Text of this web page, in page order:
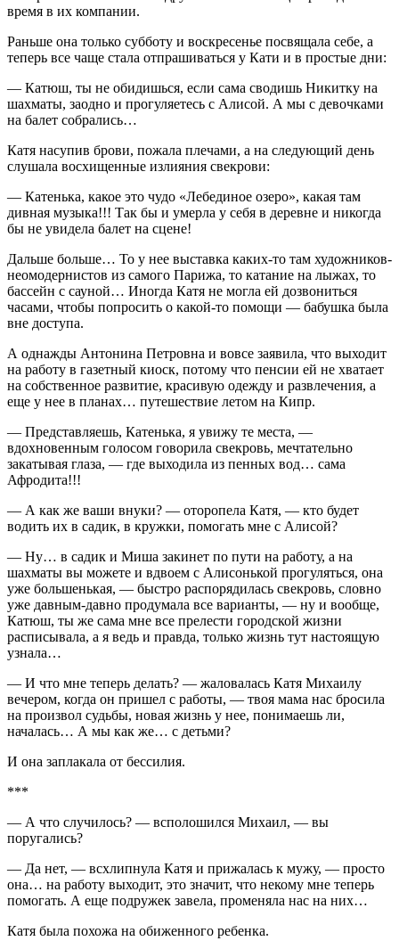
время в их компании.
Раньше она только субботу и воскресенье посвящала себе, а
теперь все чаще стала отпрашиваться у Кати и в простые дни:
— Катюш, ты не обидишься, если сама сводишь Никитку на
шахматы, заодно и прогуляетесь с Алисой. А мы с девочками
на балет собрались…
Катя насупив брови, пожала плечами, а на следующий день
слушала восхищенные излияния свекрови:
— Катенька, какое это чудо «Лебединое озеро», какая там
дивная музыка!!! Так бы и умерла у себя в деревне и никогда
бы не увидела балет на сцене!
Дальше больше… То у нее выставка каких-то там художников-
неомодернистов из самого Парижа, то катание на лыжах, то
бассейн с сауной… Иногда Катя не могла ей дозвониться
часами, чтобы попросить о какой-то помощи — бабушка была
вне доступа.
А однажды Антонина Петровна и вовсе заявила, что выходит
на работу в газетный киоск, потому что пенсии ей не хватает
на собственное развитие, красивую одежду и развлечения, а
еще у нее в планах… путешествие летом на Кипр.
— Представляешь, Катенька, я увижу те места, —
вдохновенным голосом говорила свекровь, мечтательно
закатывая глаза, — где выходила из пенных вод… сама
Афродита!!!
— А как же ваши внуки? — оторопела Катя, — кто будет
водить их в садик, в кружки, помогать мне с Алисой?
— Ну… в садик и Миша закинет по пути на работу, а на
шахматы вы можете и вдвоем с Алисонькой прогуляться, она
уже большенькая, — быстро распорядилась свекровь, словно
уже давным-давно продумала все варианты, — ну и вообще,
Катюш, ты же сама мне все прелести городской жизни
расписывала, а я ведь и правда, только жизнь тут настоящую
узнала…
— И что мне теперь делать? — жаловалась Катя Михаилу
вечером, когда он пришел с работы, — твоя мама нас бросила
на произвол судьбы, новая жизнь у нее, понимаешь ли,
началась… А мы как же… с детьми?
И она заплакала от бессилия.
***
— А что случилось? — всполошился Михаил, — вы
поругались?
— Да нет, — всхлипнула Катя и прижалась к мужу, — просто
она… на работу выходит, это значит, что некому мне теперь
помогать. А еще подружек завела, променяла нас на них…
Катя была похожа на обиженного ребенка.